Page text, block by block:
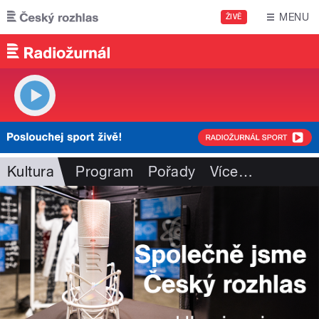
Přejít k hlavnímu obsahu
ŽIVĚ MENU
Kultura Program Pořady Více…